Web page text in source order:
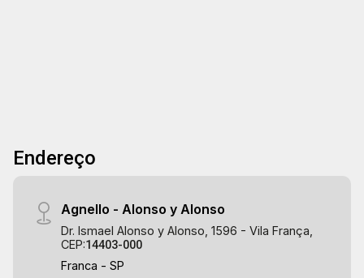
Endereço
Agnello - Alonso y Alonso
Dr. Ismael Alonso y Alonso, 1596 - Vila França,
CEP:14403-000
Franca - SP